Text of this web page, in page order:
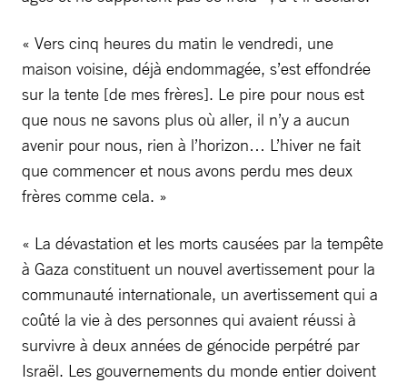
« Vers cinq heures du matin le vendredi, une
maison voisine, déjà endommagée, s’est effondrée
sur la tente [de mes frères]. Le pire pour nous est
que nous ne savons plus où aller, il n’y a aucun
avenir pour nous, rien à l’horizon… L’hiver ne fait
que commencer et nous avons perdu mes deux
frères comme cela. »
« La dévastation et les morts causées par la tempête
à Gaza constituent un nouvel avertissement pour la
communauté internationale, un avertissement qui a
coûté la vie à des personnes qui avaient réussi à
survivre à deux années de génocide perpétré par
Israël. Les gouvernements du monde entier doivent